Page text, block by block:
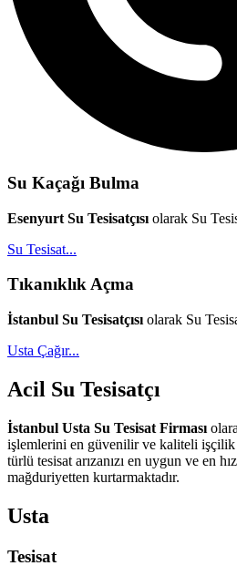
Su Kaçağı Bulma
Esenyurt Su Tesisatçısı olarak Su
Su Tesisat...
Tıkanıklık Açma
İstanbul Su Tesisatçısı olarak Su
Usta Çağır...
Acil Su Tesisatçı
İstanbul Usta Su Tesisat Firması
işlemlerini en güvenilir ve kaliteli
türlü tesisat arızanızı en uygun ve en
mağduriyetten kurtarmaktadır.
Usta
Tesisat